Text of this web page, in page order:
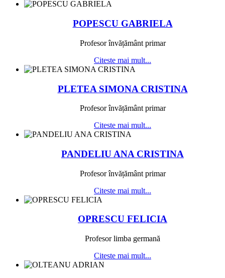
POPESCU GABRIELA
Profesor învățământ primar
Citeste mai mult...
PLETEA SIMONA CRISTINA
Profesor învățământ primar
Citeste mai mult...
PANDELIU ANA CRISTINA
Profesor învățământ primar
Citeste mai mult...
OPRESCU FELICIA
Profesor limba germană
Citeste mai mult...